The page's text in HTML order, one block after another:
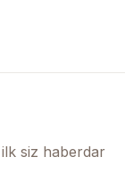
siz haberdar